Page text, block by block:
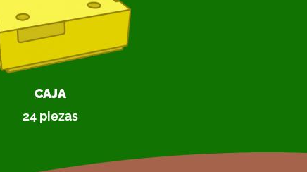
CAJA
24 piezas